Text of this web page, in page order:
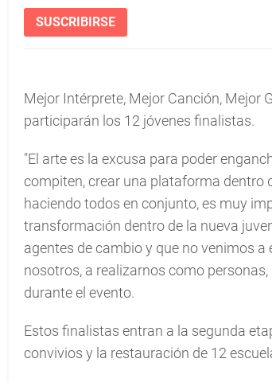
SUSCRIBIRSE
Mejor Intérprete, Mejor Canción, Mejor
participarán los 12 jóvenes finalistas.
"El arte es la excusa para poder
compiten, crear una plataforma dentro
haciendo todos en conjunto, es muy
transformación dentro de la nueva
agentes de cambio y que no venimos
nosotros, a realizarnos como
durante el evento.
Estos finalistas entran a la segunda
convivios y la restauración de 12